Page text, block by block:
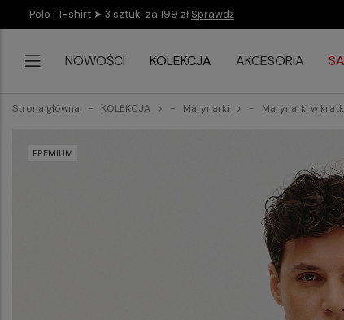
Polo i T-shirt ➤ 3 sztuki za 199 zł Sprawdź
NOWOŚCI KOLEKCJA AKCESORIA
Strona główna KOLEKCJA Marynarki Marynarki w
PREMIUM